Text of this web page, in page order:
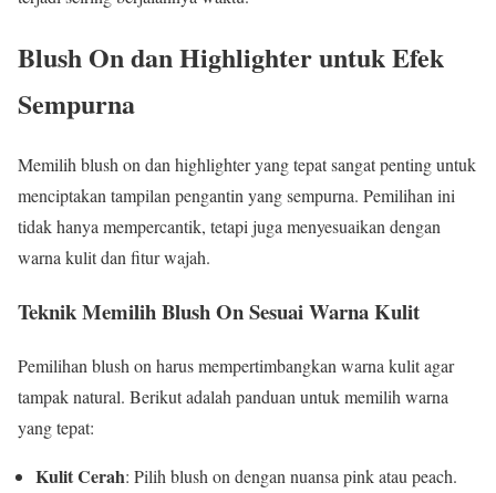
Blush On dan Highlighter untuk Efek
Sempurna
Memilih blush on dan highlighter yang tepat sangat penting untuk
menciptakan tampilan pengantin yang sempurna. Pemilihan ini
tidak hanya mempercantik, tetapi juga menyesuaikan dengan
warna kulit dan fitur wajah.
Teknik Memilih Blush On Sesuai Warna Kulit
Pemilihan blush on harus mempertimbangkan warna kulit agar
tampak natural. Berikut adalah panduan untuk memilih warna
yang tepat:
Kulit Cerah: Pilih blush on dengan nuansa pink atau peach.